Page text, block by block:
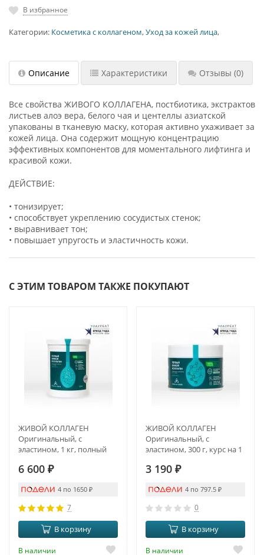
В избранное
Категории: Косметика с коллагеном,Уход за кожей лица,
Описание Характеристики Отзывы (0)
Все свойства ЖИВОГО КОЛЛАГЕНА, постбиотика, экстрактов
листьев алоэ вера, белого чая и центеллы азиатской
упакованы в тканевую маску, которая активно ухаживает за
кожей лица. Она содержит мощную концентрацию
эффективных компонентов для моментального лифтинга и
красивой кожи.
ДЕЙСТВИЕ:
• тонизирует;
• способствует укреплению сосудистых стенок;
• выравнивает тон;
• повышает упругость и эластичность кожи.
С ЭТИМ ТОВАРОМ ТАКЖЕ ПОКУПАЮТ
ЖИВОЙ КОЛЛАГЕН
Оригинальный, с
эластином, 1 кг, полный
6 600 ₽
4 по 1650 ₽
7
В корзину
В наличии
ЖИВОЙ КОЛЛАГЕН
Оригинальный, с
эластином, 300 г, курс на 1
3 190 ₽
4 по 797.5 ₽
0
В корзину
В наличии